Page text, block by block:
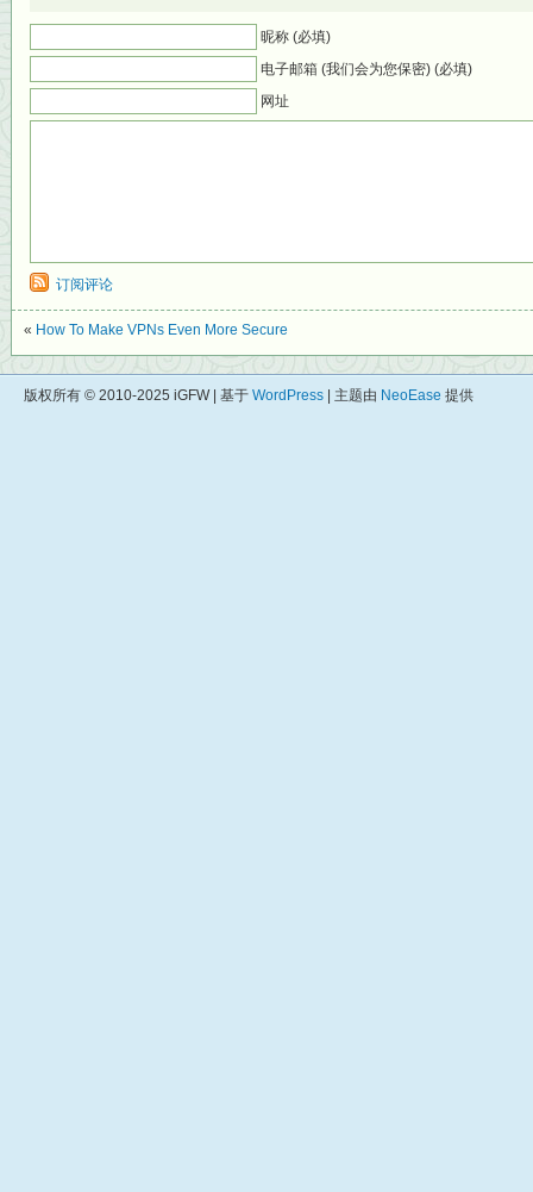
昵称 (必填)
电子邮箱 (我们会为您保密) (必填)
网址
订阅评论
« How To Make VPNs Even More Secure
版权所有 © 2010-2025 iGFW | 基于 WordPress | 主题由 NeoEase 提供